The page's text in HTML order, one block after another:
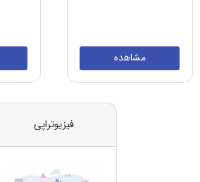
مشاهده
فیزیوتراپی